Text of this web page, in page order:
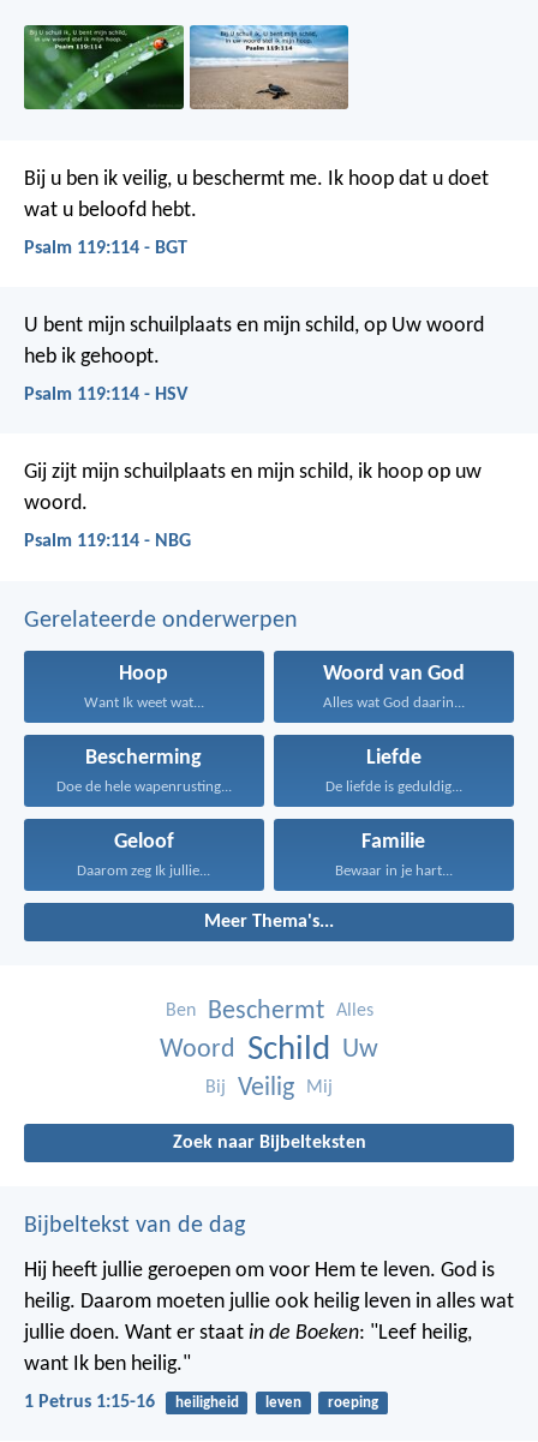
Bij u ben ik veilig, u beschermt me. Ik hoop dat u doet
wat u beloofd hebt.
Psalm 119:114 - BGT
U bent mijn schuilplaats en mijn schild, op Uw woord
heb ik gehoopt.
Psalm 119:114 - HSV
Gij zijt mijn schuilplaats en mijn schild, ik hoop op uw
woord.
Psalm 119:114 - NBG
Gerelateerde onderwerpen
Hoop
Want Ik weet wat...
Woord van God
Alles wat God daarin...
Bescherming
Doe de hele wapenrusting...
Liefde
De liefde is geduldig...
Geloof
Daarom zeg Ik jullie...
Familie
Bewaar in je hart...
Meer Thema's...
Ben Beschermt Alles
Woord Schild Uw
Bij Veilig Mij
Zoek naar Bijbelteksten
Bijbeltekst van de dag
Hij heeft jullie geroepen om voor Hem te leven. God is
heilig. Daarom moeten jullie ook heilig leven in alles wat
jullie doen. Want er staat in de Boeken: "Leef heilig,
want Ik ben heilig."
1 Petrus 1:15-16 heiligheid leven roeping